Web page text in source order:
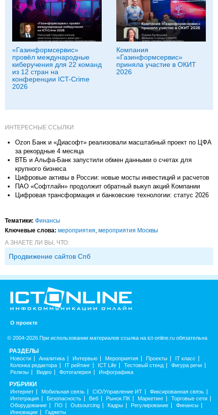
«Газинформсервис»
провёл международные
киберучения для 22 команд
из 12 стран на
конференции ICT-Crime
2026
Компания
«Газинформсервис»
приняла участие в ОКИТ
2026
ИНТЕРЕСНЫЕ ССЫЛКИ
Ozon Банк и «Диасофт» реализовали масштабный проект по ЦФА
за рекордные 4 месяца
ВТБ и Альфа-Банк запустили обмен данными о счетах для
крупного бизнеса
Цифровые активы в России: новые мосты инвестиций и расчетов
ПАО «Софтлайн» продолжит обратный выкуп акций Компании
Цифровая трансформация и банковские технологии: статус 2026
Тематики: Финансы
Ключевые слова: мероприятия мероприятия Москвы
А ЗНАЕТЕ ЛИ ВЫ, ЧТО:
Продвижение сайтов Спб
О проекте
© 2004-2026 При использовании материалов ссылка на ict-online.ru обязательна
РАЗДЕЛЫ
Новости Аналитика Интервью Мероприятия Проекты
IT класс
Колонка редактора
IT рейтинг ICT Life Тестовый стенд
Фигура речи
Релизы
Видео Фотогалерея Инфографика
РУБРИКИ
Интернет Мобильная связь CIO/Управление ИТ
Фиксированная связь
Интеграция
Безопасность Веб Рынок ПК Маркетинг
Торговые сети
Оборудование
ПО Outsourcing Кадры Регулирование
Финансы
Инновации
Гаджеты